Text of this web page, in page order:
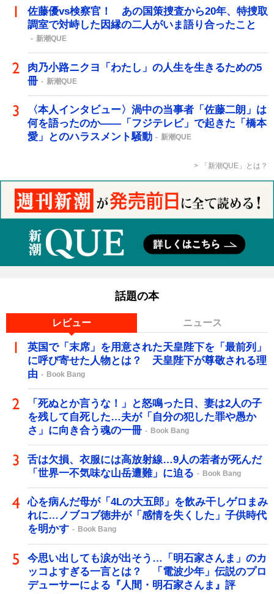
佐藤優vs検察官！ あの国策捜査から20年、特捜取
調室で対峙した因縁の二人がいま語り合ったこと
新潮QUE
肉乃小路ニクヨ「わたし」の人生を生きるための5
冊
新潮QUE
〈本人インタビュー〉渦中の当事者「佐藤二朗」は
何を語ったのか――「フジテレビ」で起きた「橋本
愛」とのハラスメント騒動
新潮QUE
「新潮QUE」とは？
話題の本
レビュー ニュース
英国で「末席」を用意された天皇陛下を「最前列」
に呼び寄せた人物とは？ 天皇陛下が尊敬される理
由
Book Bang
「死ぬとか言うな！」と怒鳴った日、妻は2人の子
を残して自死した…夫が「自分の犯した罪や愚か
さ」に向き合う魂の一冊
Book Bang
舌は欠損、衣服には高放射線…9人の若者が死んだ
「世界一不気味な山岳遭難」に迫る
Book Bang
心を病んだ母が「4Lの大五郎」を飲み干しゲロまみ
れに…ノブコブ徳井が「感情を失くした」子供時代
を明かす
Book Bang
今思い出しても涙が出そう…「明石家さんま」のカ
ッコよすぎる一言とは？ 「電波少年」伝説のプロ
デューサーによる『人間・明石家さんま』評